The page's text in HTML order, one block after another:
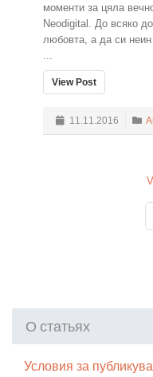
моменти за цяла
Neodigital. До всяко
любовта, а да си
View Post
11.11.2016
О статьях
Условия за